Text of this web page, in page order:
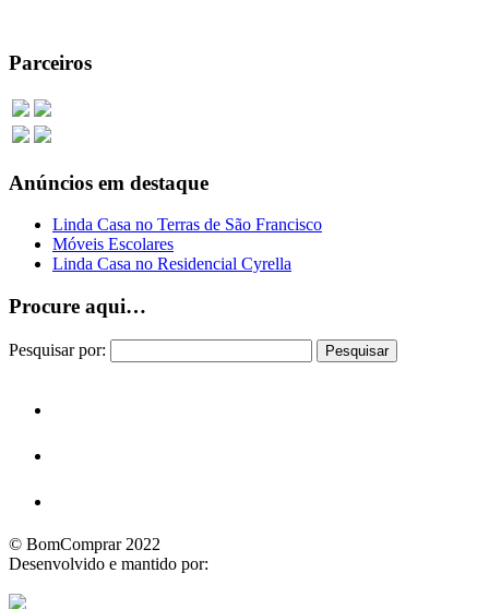
Parceiros
Anúncios em destaque
Linda Casa no Terras de São Francisco
Móveis Escolares
Linda Casa no Residencial Cyrella
Procure aqui…
Pesquisar por:
© BomComprar 2022
Desenvolvido e mantido por: